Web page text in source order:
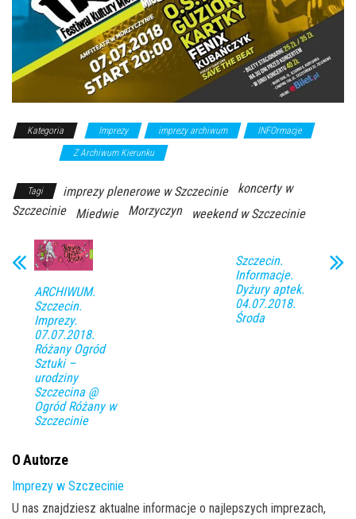
Kategoria Imprezy imprezy archiwum
INFOrmacje
Z Archiwum Kierunku
Tagi imprezy plenerowe w Szczecinie
koncerty w
Szczecinie
Miedwie Morzyczyn weekend w Szczecinie
ARCHIWUM.
Szczecin.
Imprezy.
07.07.2018.
Różany Ogród
Sztuki –
urodziny
Szczecina @
Ogród Różany w
Szczecinie
Szczecin.
Informacje.
Dyżury aptek.
04.07.2018.
Środa
O Autorze
Imprezy w Szczecinie
U nas znajdziesz aktualne informacje o najlepszych imprezach,